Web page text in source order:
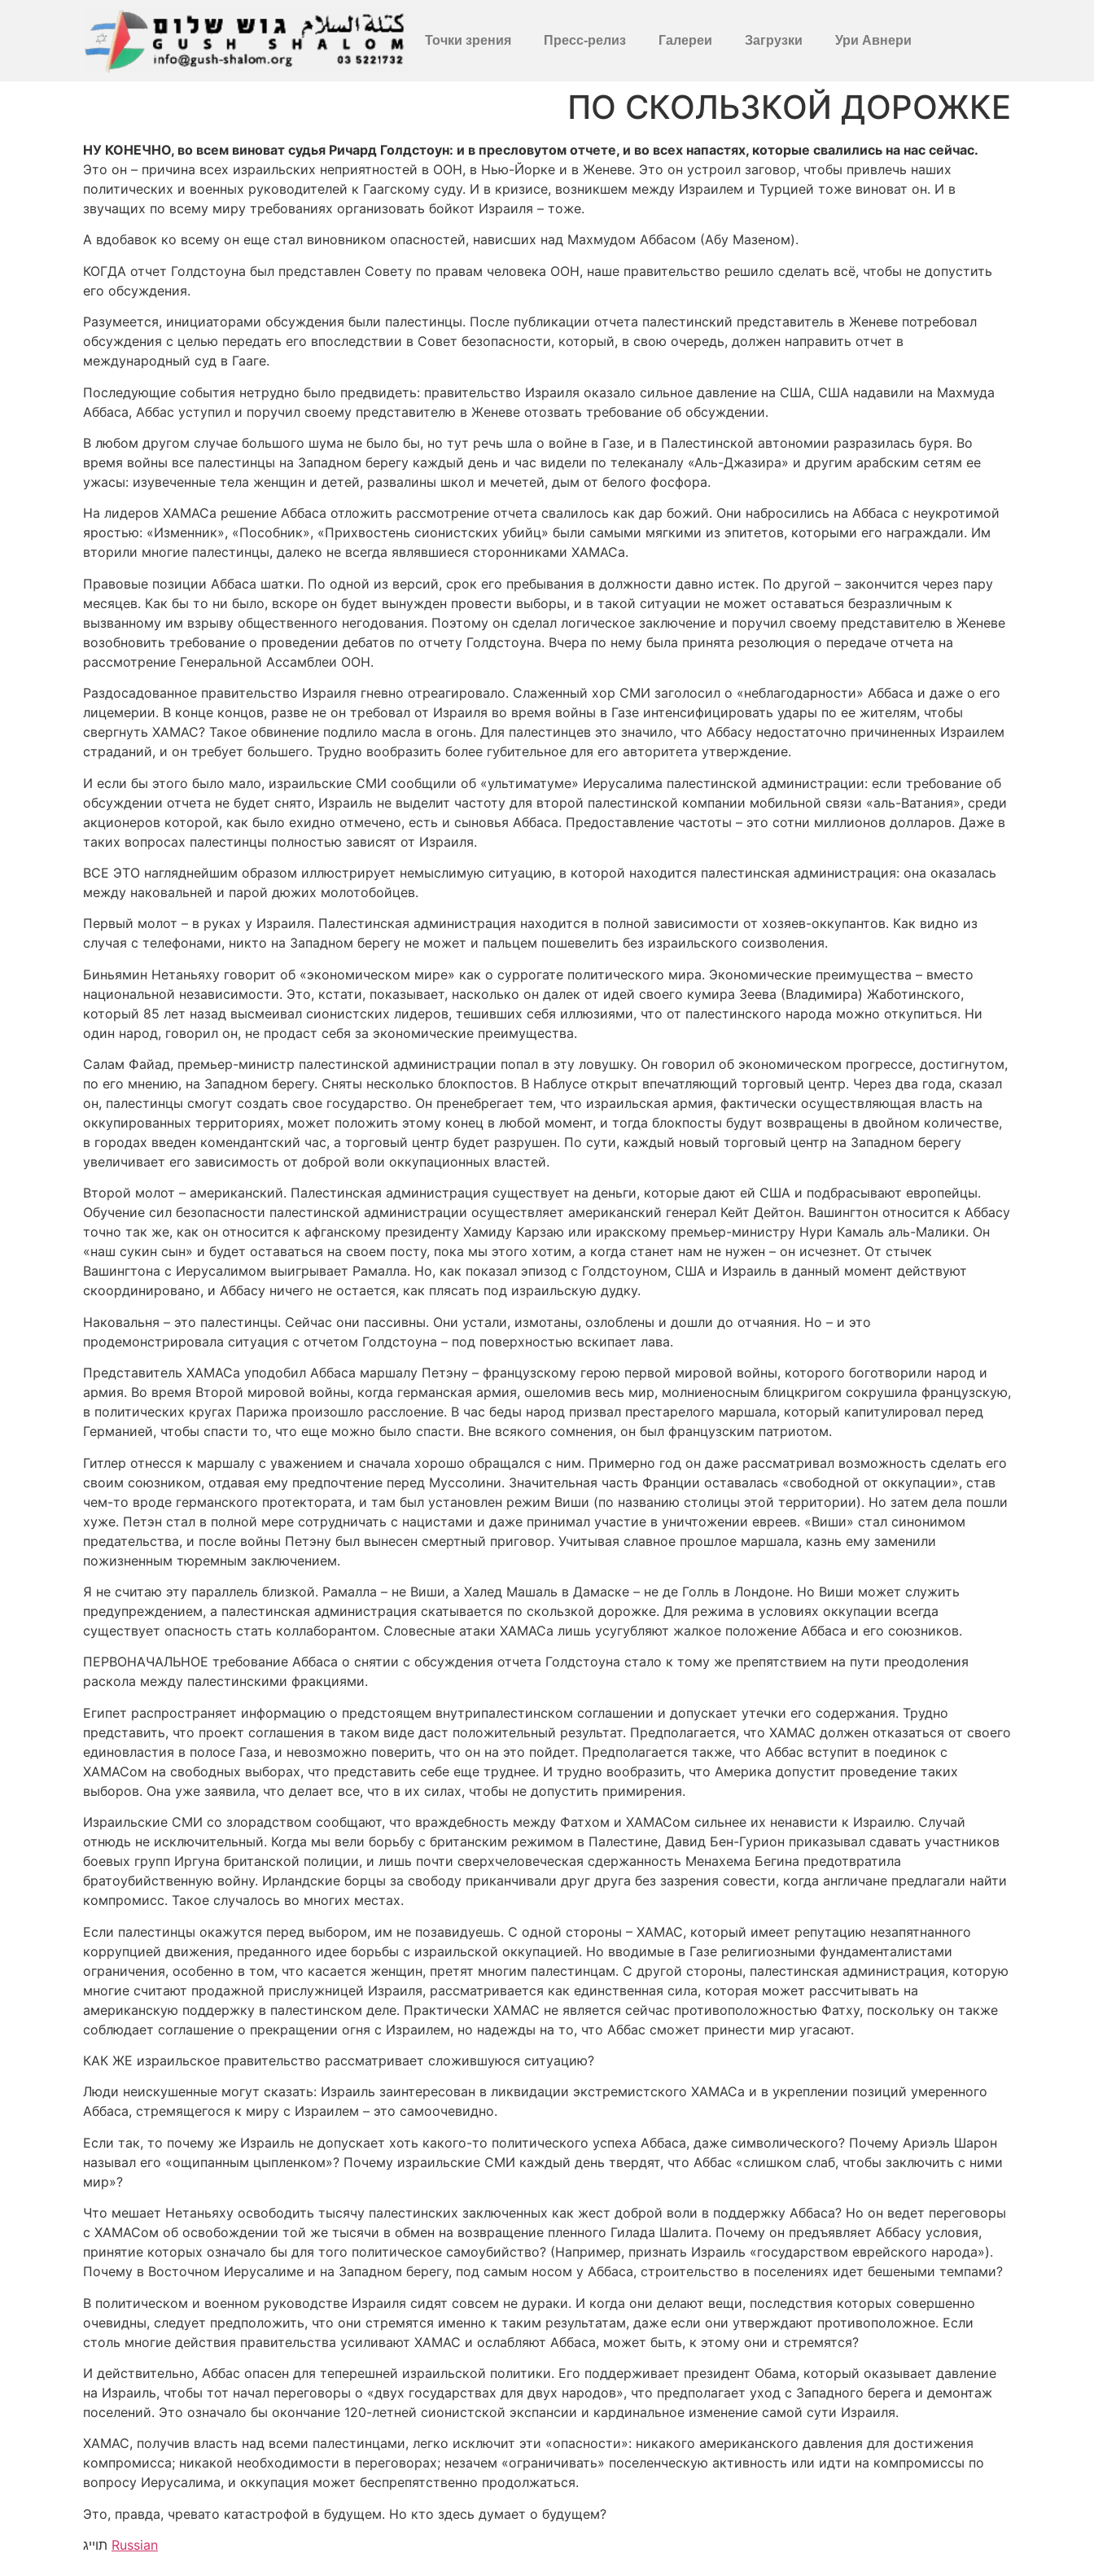
Ури Авнери
Загрузки
Галереи
Пресс-релиз
Точки зрения
ПО СКОЛЬЗКОЙ ДОРОЖКЕ
НУ КОНЕЧНО, во всем виноват судья Ричард Голдстоун: и в пресловутом отчете, и во всех напастях, которые свалились на нас сейчас.
Это он – причина всех израильских неприятностей в ООН, в Нью-Йорке и в Женеве. Это он устроил заговор, чтобы привлечь наших
политических и военных руководителей к Гаагскому суду. И в кризисе, возникшем между Израилем и Турцией тоже виноват он. И в
звучащих по всему миру требованиях организовать бойкот Израиля – тоже.
А вдобавок ко всему он еще стал виновником опасностей, нависших над Махмудом Аббасом (Абу Мазеном).
КОГДА отчет Голдстоуна был представлен Совету по правам человека ООН, наше правительство решило сделать всё, чтобы не допустить
его обсуждения.
Разумеется, инициаторами обсуждения были палестинцы. После публикации отчета палестинский представитель в Женеве потребовал
обсуждения с целью передать его впоследствии в Совет безопасности, который, в свою очередь, должен направить отчет в
международный суд в Гааге.
Последующие события нетрудно было предвидеть: правительство Израиля оказало сильное давление на США, США надавили на Махмуда
Аббаса, Аббас уступил и поручил своему представителю в Женеве отозвать требование об обсуждении.
В любом другом случае большого шума не было бы, но тут речь шла о войне в Газе, и в Палестинской автономии разразилась буря. Во
время войны все палестинцы на Западном берегу каждый день и час видели по телеканалу «Аль-Джазира» и другим арабским сетям ее
ужасы: изувеченные тела женщин и детей, развалины школ и мечетей, дым от белого фосфора.
На лидеров ХАМАСа решение Аббаса отложить рассмотрение отчета свалилось как дар божий. Они набросились на Аббаса с неукротимой
яростью: «Изменник», «Пособник», «Прихвостень сионистских убийц» были самыми мягкими из эпитетов, которыми его награждали. Им
вторили многие палестинцы, далеко не всегда являвшиеся сторонниками ХАМАСа.
Правовые позиции Аббаса шатки. По одной из версий, срок его пребывания в должности давно истек. По другой – закончится через пару
месяцев. Как бы то ни было, вскоре он будет вынужден провести выборы, и в такой ситуации не может оставаться безразличным к
вызванному им взрыву общественного негодования. Поэтому он сделал логическое заключение и поручил своему представителю в Женеве
возобновить требование о проведении дебатов по отчету Голдстоуна. Вчера по нему была принята резолюция о передаче отчета на
рассмотрение Генеральной Ассамблеи ООН.
Раздосадованное правительство Израиля гневно отреагировало. Слаженный хор СМИ заголосил о «неблагодарности» Аббаса и даже о его
лицемерии. В конце концов, разве не он требовал от Израиля во время войны в Газе интенсифицировать удары по ее жителям, чтобы
свергнуть ХАМАС? Такое обвинение подлило масла в огонь. Для палестинцев это значило, что Аббасу недостаточно причиненных Израилем
страданий, и он требует большего. Трудно вообразить более губительное для его авторитета утверждение.
И если бы этого было мало, израильские СМИ сообщили об «ультиматуме» Иерусалима палестинской администрации: если требование об
обсуждении отчета не будет снято, Израиль не выделит частоту для второй палестинской компании мобильной связи «аль-Ватания», среди
акционеров которой, как было ехидно отмечено, есть и сыновья Аббаса. Предоставление частоты – это сотни миллионов долларов. Даже в
таких вопросах палестинцы полностью зависят от Израиля.
ВСЕ ЭТО нагляднейшим образом иллюстрирует немыслимую ситуацию, в которой находится палестинская администрация: она оказалась
между наковальней и парой дюжих молотобойцев.
Первый молот – в руках у Израиля. Палестинская администрация находится в полной зависимости от хозяев-оккупантов. Как видно из
случая с телефонами, никто на Западном берегу не может и пальцем пошевелить без израильского соизволения.
Биньямин Нетаньяху говорит об «экономическом мире» как о суррогате политического мира. Экономические преимущества – вместо
национальной независимости. Это, кстати, показывает, насколько он далек от идей своего кумира Зеева (Владимира) Жаботинского,
который 85 лет назад высмеивал сионистских лидеров, тешивших себя иллюзиями, что от палестинского народа можно откупиться. Ни
один народ, говорил он, не продаст себя за экономические преимущества.
Салам Файад, премьер-министр палестинской администрации попал в эту ловушку. Он говорил об экономическом прогрессе, достигнутом,
по его мнению, на Западном берегу. Сняты несколько блокпостов. В Наблусе открыт впечатляющий торговый центр. Через два года, сказал
он, палестинцы смогут создать свое государство. Он пренебрегает тем, что израильская армия, фактически осуществляющая власть на
оккупированных территориях, может положить этому конец в любой момент, и тогда блокпосты будут возвращены в двойном количестве,
в городах введен комендантский час, а торговый центр будет разрушен. По сути, каждый новый торговый центр на Западном берегу
увеличивает его зависимость от доброй воли оккупационных властей.
Второй молот – американский. Палестинская администрация существует на деньги, которые дают ей США и подбрасывают европейцы.
Обучение сил безопасности палестинской администрации осуществляет американский генерал Кейт Дейтон. Вашингтон относится к Аббасу
точно так же, как он относится к афганскому президенту Хамиду Карзаю или иракскому премьер-министру Нури Камаль аль-Малики. Он
«наш сукин сын» и будет оставаться на своем посту, пока мы этого хотим, а когда станет нам не нужен – он исчезнет. От стычек
Вашингтона с Иерусалимом выигрывает Рамалла. Но, как показал эпизод с Голдстоуном, США и Израиль в данный момент действуют
скоординировано, и Аббасу ничего не остается, как плясать под израильскую дудку.
Наковальня – это палестинцы. Сейчас они пассивны. Они устали, измотаны, озлоблены и дошли до отчаяния. Но – и это
продемонстрировала ситуация с отчетом Голдстоуна – под поверхностью вскипает лава.
Представитель ХАМАСа уподобил Аббаса маршалу Петэну – французскому герою первой мировой войны, которого боготворили народ и
армия. Во время Второй мировой войны, когда германская армия, ошеломив весь мир, молниеносным блицкригом сокрушила французскую,
в политических кругах Парижа произошло расслоение. В час беды народ призвал престарелого маршала, который капитулировал перед
Германией, чтобы спасти то, что еще можно было спасти. Вне всякого сомнения, он был французским патриотом.
Гитлер отнесся к маршалу с уважением и сначала хорошо обращался с ним. Примерно год он даже рассматривал возможность сделать его
своим союзником, отдавая ему предпочтение перед Муссолини. Значительная часть Франции оставалась «свободной от оккупации», став
чем-то вроде германского протектората, и там был установлен режим Виши (по названию столицы этой территории). Но затем дела пошли
хуже. Петэн стал в полной мере сотрудничать с нацистами и даже принимал участие в уничтожении евреев. «Виши» стал синонимом
предательства, и после войны Петэну был вынесен смертный приговор. Учитывая славное прошлое маршала, казнь ему заменили
пожизненным тюремным заключением.
Я не считаю эту параллель близкой. Рамалла – не Виши, а Халед Машаль в Дамаске – не де Голль в Лондоне. Но Виши может служить
предупреждением, а палестинская администрация скатывается по скользкой дорожке. Для режима в условиях оккупации всегда
существует опасность стать коллаборантом. Словесные атаки ХАМАСа лишь усугубляют жалкое положение Аббаса и его союзников.
ПЕРВОНАЧАЛЬНОЕ требование Аббаса о снятии с обсуждения отчета Голдстоуна стало к тому же препятствием на пути преодоления
раскола между палестинскими фракциями.
Египет распространяет информацию о предстоящем внутрипалестинском соглашении и допускает утечки его содержания. Трудно
представить, что проект соглашения в таком виде даст положительный результат. Предполагается, что ХАМАС должен отказаться от своего
единовластия в полосе Газа, и невозможно поверить, что он на это пойдет. Предполагается также, что Аббас вступит в поединок с
ХАМАСом на свободных выборах, что представить себе еще труднее. И трудно вообразить, что Америка допустит проведение таких
выборов. Она уже заявила, что делает все, что в их силах, чтобы не допустить примирения.
Израильские СМИ со злорадством сообщают, что враждебность между Фатхом и ХАМАСом сильнее их ненависти к Израилю. Случай
отнюдь не исключительный. Когда мы вели борьбу с британским режимом в Палестине, Давид Бен-Гурион приказывал сдавать участников
боевых групп Иргуна британской полиции, и лишь почти сверхчеловеческая сдержанность Менахема Бегина предотвратила
братоубийственную войну. Ирландские борцы за свободу приканчивали друг друга без зазрения совести, когда англичане предлагали найти
компромисс. Такое случалось во многих местах.
Если палестинцы окажутся перед выбором, им не позавидуешь. С одной стороны – ХАМАС, который имеет репутацию незапятнанного
коррупцией движения, преданного идее борьбы с израильской оккупацией. Но вводимые в Газе религиозными фундаменталистами
ограничения, особенно в том, что касается женщин, претят многим палестинцам. С другой стороны, палестинская администрация, которую
многие считают продажной прислужницей Израиля, рассматривается как единственная сила, которая может рассчитывать на
американскую поддержку в палестинском деле. Практически ХАМАС не является сейчас противоположностью Фатху, поскольку он также
соблюдает соглашение о прекращении огня с Израилем, но надежды на то, что Аббас сможет принести мир угасают.
КАК ЖЕ израильское правительство рассматривает сложившуюся ситуацию?
Люди неискушенные могут сказать: Израиль заинтересован в ликвидации экстремистского ХАМАСа и в укреплении позиций умеренного
Аббаса, стремящегося к миру с Израилем – это самоочевидно.
Если так, то почему же Израиль не допускает хоть какого-то политического успеха Аббаса, даже символического? Почему Ариэль Шарон
называл его «ощипанным цыпленком»? Почему израильские СМИ каждый день твердят, что Аббас «слишком слаб, чтобы заключить с ними
мир»?
Что мешает Нетаньяху освободить тысячу палестинских заключенных как жест доброй воли в поддержку Аббаса? Но он ведет переговоры
с ХАМАСом об освобождении той же тысячи в обмен на возвращение пленного Гилада Шалита. Почему он предъявляет Аббасу условия,
принятие которых означало бы для того политическое самоубийство? (Например, признать Израиль «государством еврейского народа»).
Почему в Восточном Иерусалиме и на Западном берегу, под самым носом у Аббаса, строительство в поселениях идет бешеными темпами?
В политическом и военном руководстве Израиля сидят совсем не дураки. И когда они делают вещи, последствия которых совершенно
очевидны, следует предположить, что они стремятся именно к таким результатам, даже если они утверждают противоположное. Если
столь многие действия правительства усиливают ХАМАС и ослабляют Аббаса, может быть, к этому они и стремятся?
И действительно, Аббас опасен для теперешней израильской политики. Его поддерживает президент Обама, который оказывает давление
на Израиль, чтобы тот начал переговоры о «двух государствах для двух народов», что предполагает уход с Западного берега и демонтаж
поселений. Это означало бы окончание 120-летней сионистской экспансии и кардинальное изменение самой сути Израиля.
ХАМАС, получив власть над всеми палестинцами, легко исключит эти «опасности»: никакого американского давления для достижения
компромисса; никакой необходимости в переговорах; незачем «ограничивать» поселенческую активность или идти на компромиссы по
вопросу Иерусалима, и оккупация может беспрепятственно продолжаться.
Это, правда, чревато катастрофой в будущем. Но кто здесь думает о будущем?
Russian